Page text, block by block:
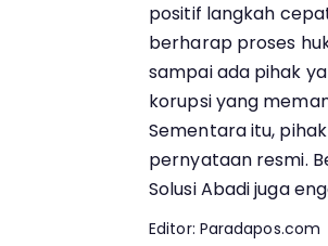
positif langkah
berharap proses
sampai ada pihak
korupsi yang
Sementara itu,
pernyataan resmi.
Solusi Abadi juga
Editor: Paradapos.com